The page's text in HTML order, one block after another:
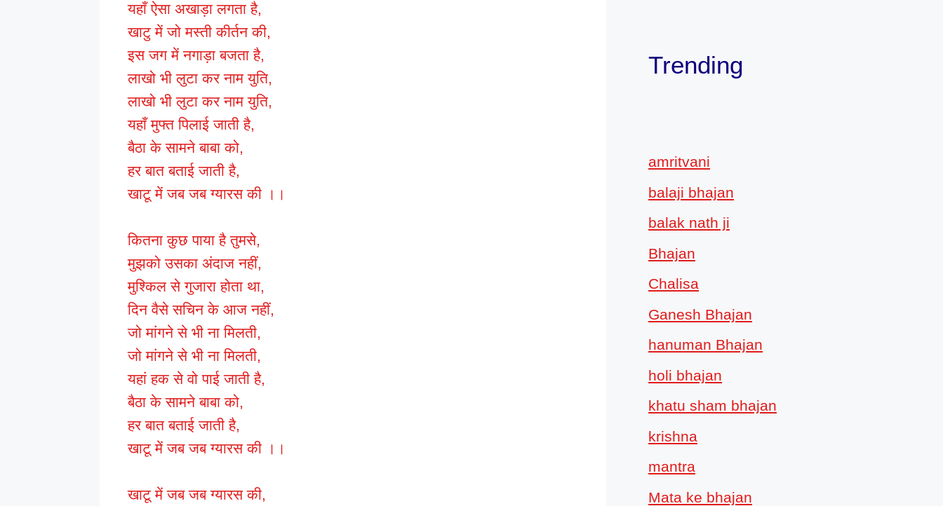
यहाँ ऐसा अखाड़ा लगता है,
खाटु में जो मस्ती कीर्तन की,
इस जग में नगाड़ा बजता है,
लाखो भी लुटा कर नाम युति,
लाखो भी लुटा कर नाम युति,
यहाँ मुफ्त पिलाई जाती है,
बैठा के सामने बाबा को,
हर बात बताई जाती है,
खाटू में जब जब ग्यारस की ।।
कितना कुछ पाया है तुमसे,
मुझको उसका अंदाज नहीं,
मुश्किल से गुजारा होता था,
दिन वैसे सचिन के आज नहीं,
जो मांगने से भी ना मिलती,
जो मांगने से भी ना मिलती,
यहां हक से वो पाई जाती है,
बैठा के सामने बाबा को,
हर बात बताई जाती है,
खाटू में जब जब ग्यारस की ।।
खाटू में जब जब ग्यारस की,
Trending
amritvani
balaji bhajan
balak nath ji
Bhajan
Chalisa
Ganesh Bhajan
hanuman Bhajan
holi bhajan
khatu sham bhajan
krishna
mantra
Mata ke bhajan